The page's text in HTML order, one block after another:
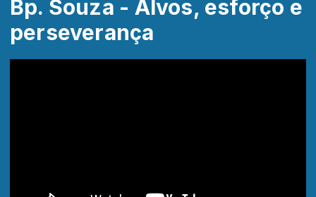
Bp. Souza - Alvos, esforço e
perseverança